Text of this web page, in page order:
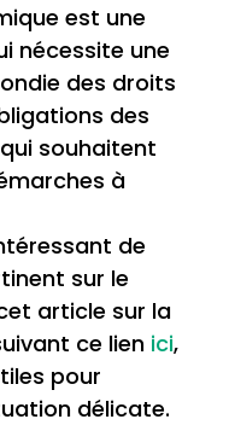
est une
nécessite une
des droits
des
souhaitent
à
de
sur le
article sur la
ce lien ici,
pour
délicate.